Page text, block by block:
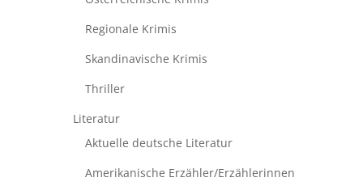
Regionale Krimis
Skandinavische Krimis
Thriller
Literatur
Aktuelle deutsche Literatur
Amerikanische Erzähler/Erzählerinnen